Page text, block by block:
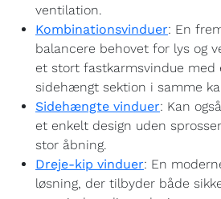
ventilation.
Kombinationsvinduer: En
balancere behovet for lys og
et stort fastkarmsvindue med
sidehængt sektion i samme
Sidehængte vinduer: Kan
et enkelt design uden
stor åbning.
Dreje-kip vinduer: En
løsning, der tilbyder både